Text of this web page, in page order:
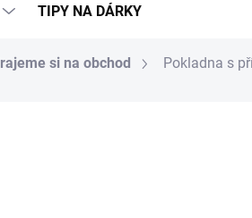
TIPY NA DÁRKY
si na obchod Pokladna s